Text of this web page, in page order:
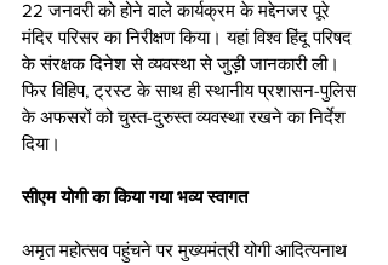
22 जनवरी को होने वाले कार्यक्रम के मद्देनजर पूरे
मंदिर परिसर का निरीक्षण किया। यहां विश्व हिंदू परिषद
के संरक्षक दिनेश से व्यवस्था से जुड़ी जानकारी ली।
फिर विहिप, ट्रस्ट के साथ ही स्थानीय प्रशासन-पुलिस
के अफसरों को चुस्त-दुरुस्त व्यवस्था रखने का निर्देश
दिया।
सीएम योगी का किया गया भव्य स्वागत
अमृत महोत्सव पहुंचने पर मुख्यमंत्री योगी आदित्यनाथ